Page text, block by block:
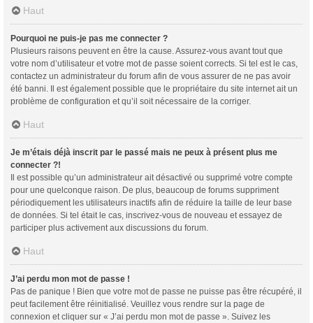
Haut
Pourquoi ne puis-je pas me connecter ?
Plusieurs raisons peuvent en être la cause. Assurez-vous avant tout que
votre nom d’utilisateur et votre mot de passe soient corrects. Si tel est le cas,
contactez un administrateur du forum afin de vous assurer de ne pas avoir
été banni. Il est également possible que le propriétaire du site internet ait un
problème de configuration et qu’il soit nécessaire de la corriger.
Haut
Je m’étais déjà inscrit par le passé mais ne peux à présent plus me
connecter ?!
Il est possible qu’un administrateur ait désactivé ou supprimé votre compte
pour une quelconque raison. De plus, beaucoup de forums suppriment
périodiquement les utilisateurs inactifs afin de réduire la taille de leur base
de données. Si tel était le cas, inscrivez-vous de nouveau et essayez de
participer plus activement aux discussions du forum.
Haut
J’ai perdu mon mot de passe !
Pas de panique ! Bien que votre mot de passe ne puisse pas être récupéré, il
peut facilement être réinitialisé. Veuillez vous rendre sur la page de
connexion et cliquer sur « J’ai perdu mon mot de passe ». Suivez les